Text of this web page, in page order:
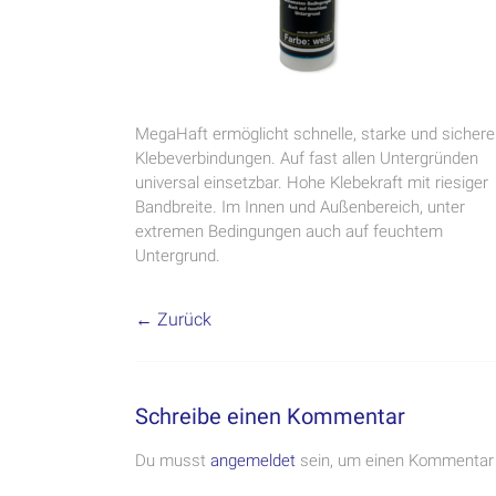
MegaHaft ermöglicht schnelle, starke und sichere
Klebeverbindungen. Auf fast allen Untergründen
universal einsetzbar. Hohe Klebekraft mit riesiger
Bandbreite. Im Innen und Außenbereich, unter
extremen Bedingungen auch auf feuchtem
Untergrund.
← Zurück
Schreibe einen Kommentar
Du musst angemeldet sein, um einen